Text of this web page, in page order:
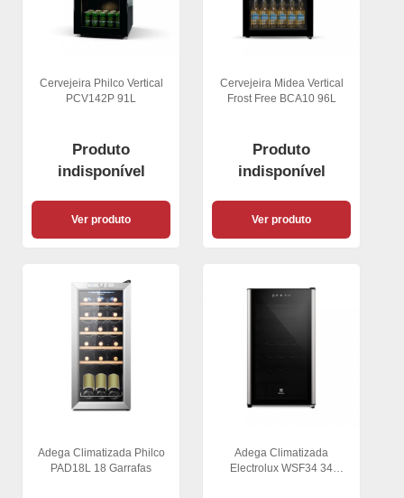
Cervejeira Philco Vertical
PCV142P 91L
Produto
indisponível
Ver produto
Cervejeira Midea Vertical
Frost Free BCA10 96L
Produto
indisponível
Ver produto
Adega Climatizada Philco
PAD18L 18 Garrafas
Adega Climatizada
Electrolux WSF34 34